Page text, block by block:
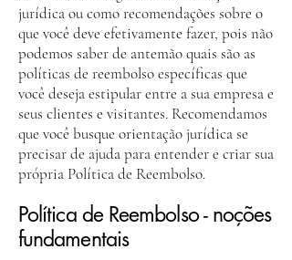
jurídica ou como recomendações sobre o
que você deve efetivamente fazer, pois não
podemos saber de antemão quais são as
políticas de reembolso específicas que
você deseja estipular entre a sua empresa e
seus clientes e visitantes. Recomendamos
que você busque orientação jurídica se
precisar de ajuda para entender e criar sua
própria Política de Reembolso.
Política de Reembolso - noções
fundamentais